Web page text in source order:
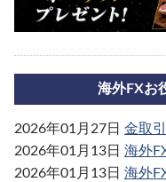
海外FXお
2026年01月27日 金取
2026年01月13日 海外
2026年01月13日 海外